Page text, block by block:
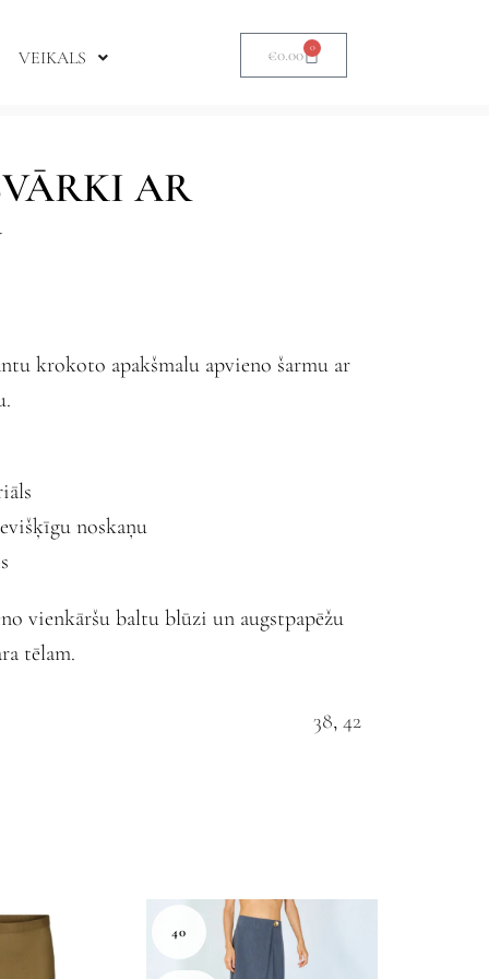
VEIKALS €0.00 0
AR
krokoto apakšmalu apvieno šarmu ar
noskaņu
vienkāršu baltu blūzi un augstpapēžu
tēlam.
38, 42
40